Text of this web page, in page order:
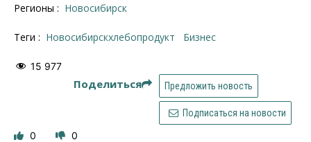
Регионы : Новосибирск
Теги : Новосибирскхлебопродукт бизнес
15 977
Поделиться Предложить новость
Подписаться на новости
0 0